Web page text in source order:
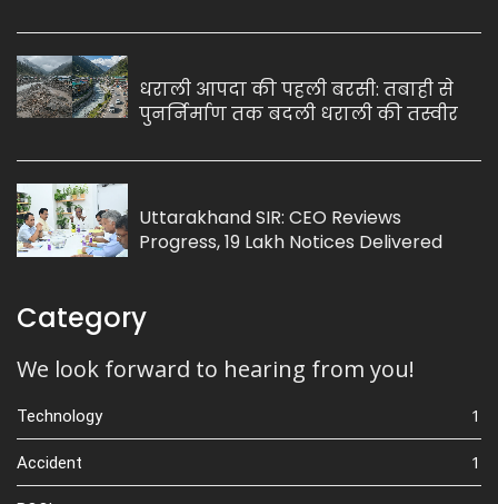
धराली आपदा की पहली बरसी: तबाही से
पुनर्निर्माण तक बदली धराली की तस्वीर
Uttarakhand SIR: CEO Reviews
Progress, 19 Lakh Notices Delivered
Category
We look forward to hearing from you!
Technology 1
Accident 1